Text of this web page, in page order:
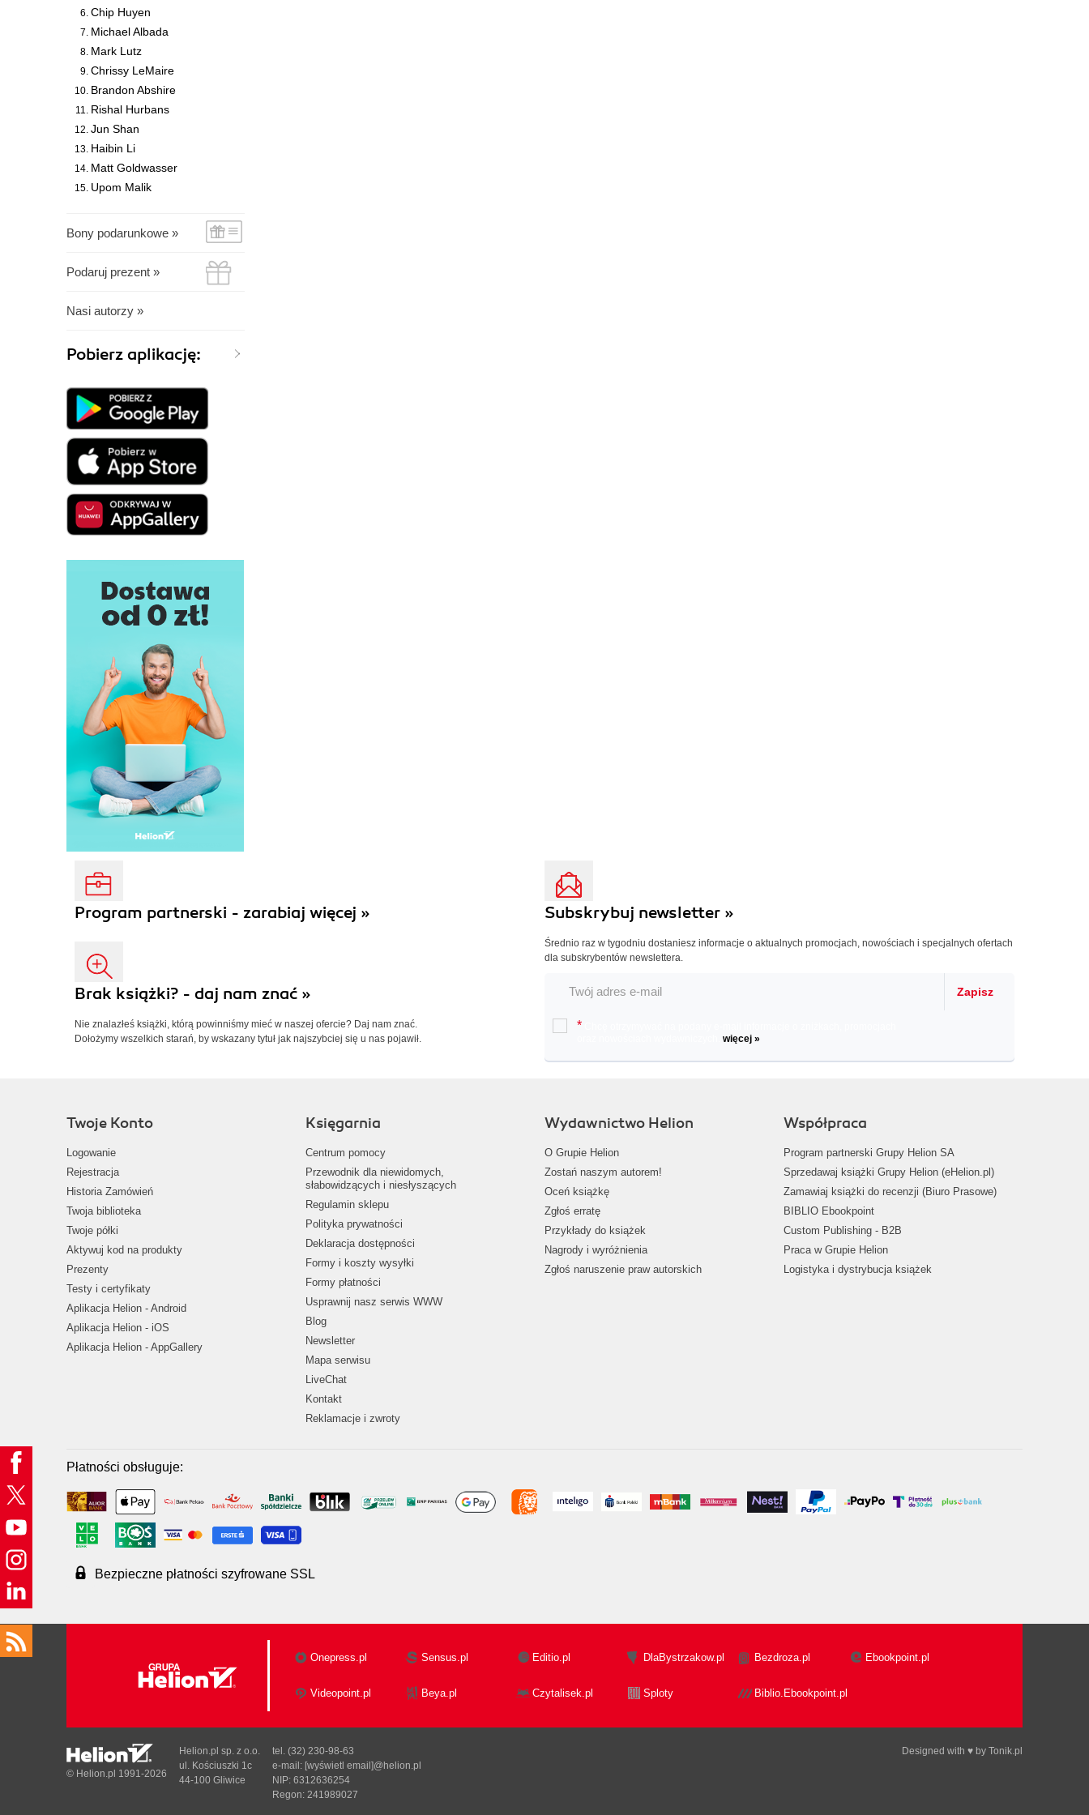
Chip Huyen
Michael Albada
Mark Lutz
Chrissy LeMaire
Brandon Abshire
Rishal Hurbans
Jun Shan
Haibin Li
Matt Goldwasser
Upom Malik
Bony podarunkowe »
Podaruj prezent »
Nasi autorzy »
Pobierz aplikację:
Program partnerski - zarabiaj więcej »
Brak książki? - daj nam znać »
Nie znalazłeś książki, którą powinniśmy mieć w naszej ofercie? Daj nam znać.
Dołożymy wszelkich starań, by wskazany tytuł jak najszybciej się u nas pojawił.
Subskrybuj newsletter »
Średnio raz w tygodniu dostaniesz informacje o aktualnych promocjach, nowościach i specjalnych ofertach
dla subskrybentów newslettera.
Zapisz
*
więcej »
Twoje Konto
Logowanie
Rejestracja
Historia Zamówień
Twoja biblioteka
Twoje półki
Aktywuj kod na produkty
Prezenty
Testy i certyfikaty
Aplikacja Helion - Android
Aplikacja Helion - iOS
Aplikacja Helion - AppGallery
Księgarnia
Centrum pomocy
Przewodnik dla niewidomych,
słabowidzących i niesłyszących
Regulamin sklepu
Polityka prywatności
Deklaracja dostępności
Formy i koszty wysyłki
Formy płatności
Usprawnij nasz serwis WWW
Blog
Newsletter
Mapa serwisu
LiveChat
Kontakt
Reklamacje i zwroty
Wydawnictwo Helion
O Grupie Helion
Zostań naszym autorem!
Oceń książkę
Zgłoś erratę
Przykłady do książek
Nagrody i wyróżnienia
Zgłoś naruszenie praw autorskich
Współpraca
Program partnerski Grupy Helion SA
Sprzedawaj książki Grupy Helion (eHelion.pl)
Zamawiaj książki do recenzji (Biuro Prasowe)
BIBLIO Ebookpoint
Custom Publishing - B2B
Praca w Grupie Helion
Logistyka i dystrybucja książek
Płatności obsługuje:
Bezpieczne płatności szyfrowane SSL
Onepress.pl Sensus.pl Editio.pl DlaBystrzakow.pl Bezdroza.pl Ebookpoint.pl
Videopoint.pl Beya.pl Czytalisek.pl Sploty Biblio.Ebookpoint.pl
Designed with ♥ by Tonik.pl
© Helion.pl 1991-2026
Helion.pl sp. z o.o.
ul. Kościuszki 1c
44-100 Gliwice
tel. (32) 230-98-63
e-mail: [wyświetl email]@helion.pl
NIP: 6312636254
Regon: 241989027